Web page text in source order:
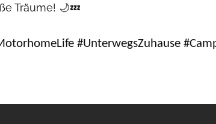
Träume! 🌙💤
#UnterwegsZuhause